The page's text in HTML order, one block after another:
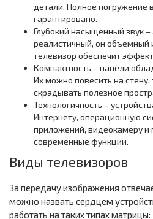
детали. Полное погружение
гарантировано.
Глубокий насыщенный звук
реалистичный, он объемный
телевизор обеспечит
Компактность – панели
Их можно повесить на стену,
скрадывать полезное
Технологичность –
Интернету, операционную
приложений, видеокамеру и
современные функции.
Виды телевизоров
За передачу изображения
можно назвать сердцем
работать на таких типах матрицы: